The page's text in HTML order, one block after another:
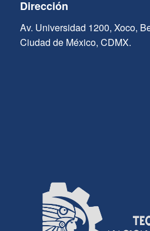
Dirección
Av. Universidad 1200, Xoco,
Ciudad de México, CDMX.